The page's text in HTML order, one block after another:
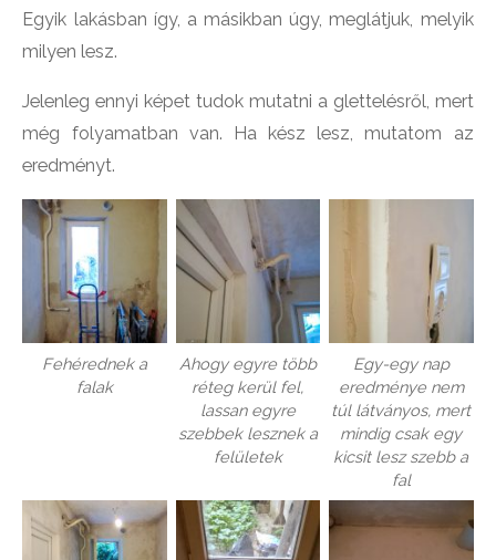
Egyik lakásban így, a másikban úgy, meglátjuk, melyik
milyen lesz.
Jelenleg ennyi képet tudok mutatni a glettelésről, mert
még folyamatban van. Ha kész lesz, mutatom az
eredményt.
Fehérednek a
falak
Ahogy egyre több
réteg kerül fel,
lassan egyre
szebbek lesznek a
felületek
Egy-egy nap
eredménye nem
túl látványos, mert
mindig csak egy
kicsit lesz szebb a
fal